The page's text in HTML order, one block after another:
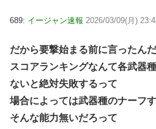
689: イージャン速報 2026/03/09(月)
だから要撃始まる前に言ったん
スコアランキングなんて各武器
ないと絶対失敗するって
場合によっては武器種のナーフ
そんな能力無いだろって